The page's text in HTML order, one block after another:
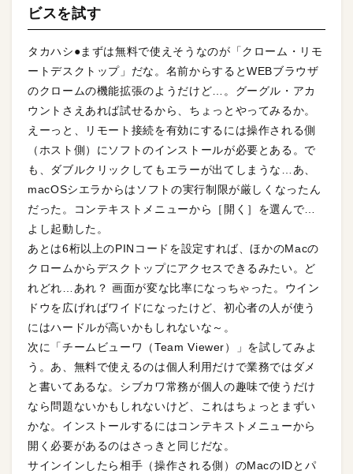
ビスを試す
タカハシ●まずは無料で使えそうなのが「クローム・リモ
ートデスクトップ」だな。名前からするとWEBブラウザ
のクロームの機能拡張のようだけど…。グーグル・アカ
ウントさえあれば試せるから、ちょっとやってみるか。
えーっと、リモート接続を有効にするには操作される側
（ホスト側）にソフトのインストールが必要とある。で
も、ダブルクリックしてもエラーが出てしまうな…あ、
macOSシエラからはソフトの実行制限が厳しくなったん
だった。コンテキストメニューから［開く］を選んで…
よし起動した。
あとは6桁以上のPINコードを設定すれば、ほかのMacの
クロームからデスクトップにアクセスできるみたい。ど
れどれ…あれ？ 画面が変な比率になっちゃった。ウイン
ドウを広げればワイドになったけど、初心者の人が使う
にはハードルが高いかもしれないな～。
次に「チームビューワ（Team Viewer）」を試してみよ
う。あ、無料で使えるのは個人利用だけで業務ではダメ
と書いてあるな。シブカワ常務が個人の趣味で使うだけ
なら問題ないかもしれないけど、これはちょっとまずい
かな。インストールするにはコンテキストメニューから
開く必要があるのはさっきと同じだな。
サインインしたら相手（操作される側）のMacのIDとパ